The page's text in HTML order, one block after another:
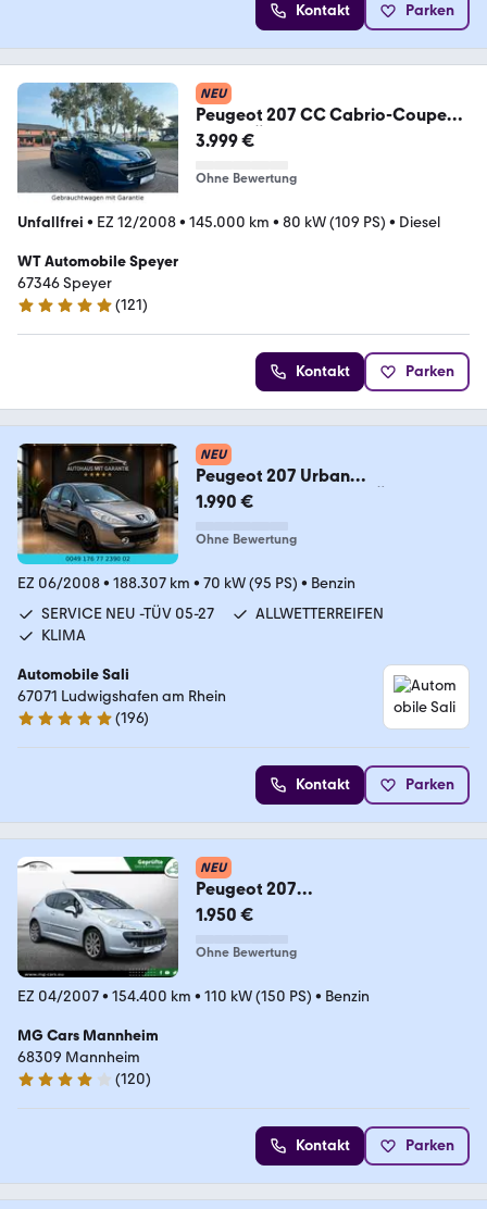
Kontakt Parken
NEU
Peugeot 207 CC Cabrio-Coupe
Sport TÜV NEU & Garantie
3.999 €
Ohne Bewertung
Unfallfrei • EZ 12/2008• 145.000 km • 80 kW (109 PS) • Diesel
WT Automobile Speyer
67346 Speyer
4.8 Sterne
(121)
Kontakt Parken
NEU
Peugeot 207 Urban
Move*SERVICE NEU*TÜV 05-
1.990 €
Ohne Bewertung
EZ 06/2008• 188.307 km • 70 kW (95 PS) • Benzin
SERVICE NEU -TÜV 05-27
ALLWETTERREIFEN
KLIMA
Automobile Sali
67071 Ludwigshafen am Rhein
5 Sterne
(196)
Kontakt Parken
NEU
Peugeot 207
Platinum~Panorama~Vollleder~Kl
1.950 €
Ohne Bewertung
EZ 04/2007• 154.400 km • 110 kW (150 PS) • Benzin
MG Cars Mannheim
68309 Mannheim
4 Sterne
(120)
Kontakt Parken